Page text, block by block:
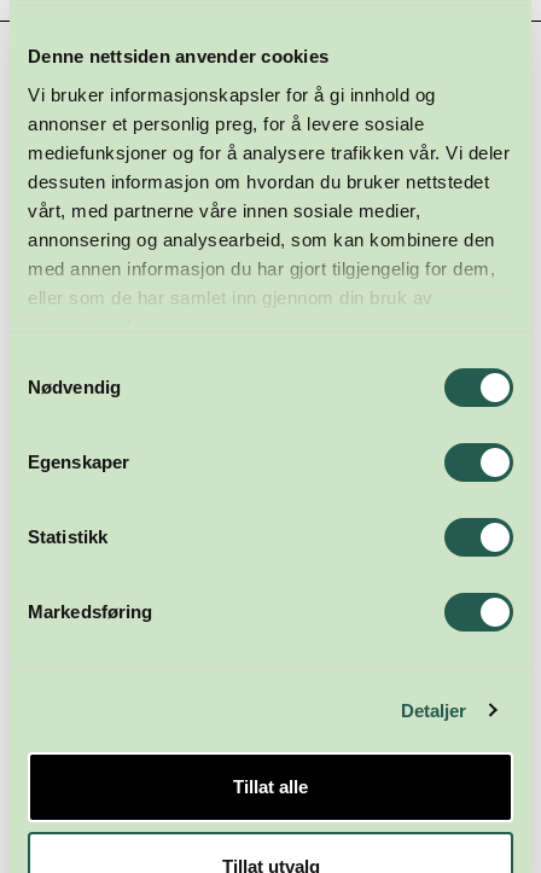
Denne nettsiden anvender cookies
Vi bruker informasjonskapsler for å gi innhold og
annonser et personlig preg, for å levere sosiale
mediefunksjoner og for å analysere trafikken vår. Vi deler
dessuten informasjon om hvordan du bruker nettstedet
vårt, med partnerne våre innen sosiale medier,
annonsering og analysearbeid, som kan kombinere den
med annen informasjon du har gjort tilgjengelig for dem,
eller som de har samlet inn gjennom din bruk av
tjenestene deres.
Nødvendig
Egenskaper
Statistikk
Markedsføring
Detaljer
Tillat alle
Tillat utvalg
Hovedsamarbeidspartnere